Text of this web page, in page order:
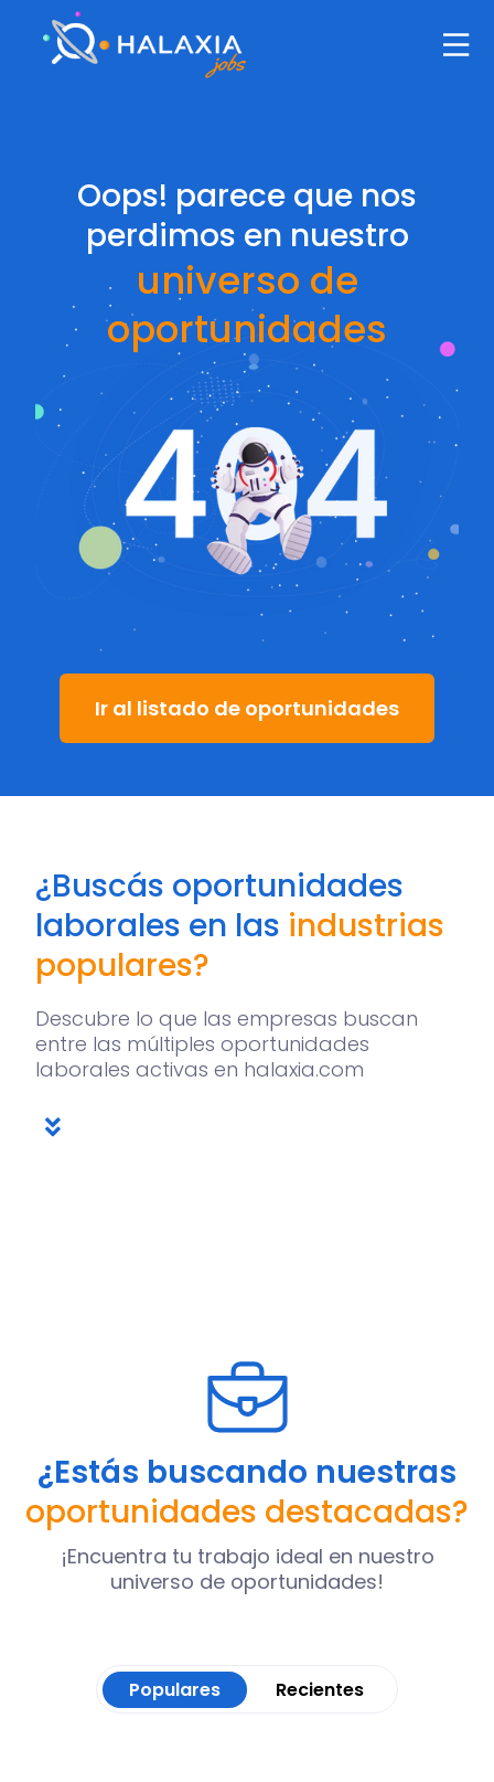
Oops! parece que nos
perdimos en nuestro
universo de
oportunidades
Ir al listado de oportunidades
¿Buscás oportunidades
laborales en las industrias
populares?
Descubre lo que las empresas buscan
entre las múltiples oportunidades
laborales activas en halaxia.com
¿Estás buscando nuestras
oportunidades destacadas?
¡Encuentra tu trabajo ideal en nuestro
universo de oportunidades!
Populares Recientes